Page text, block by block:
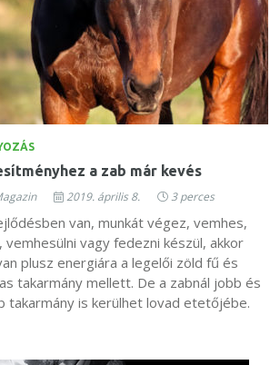
a zab már kevés
2019. április 8. 3 perces
van, munkát végez, vemhes,
vemhesülni vagy fedezni készül, akkor
plusz energiára a legelői zöld fű és
takarmány mellett. De a zabnál jobb és
takarmány is kerülhet lovad etetőjébe.